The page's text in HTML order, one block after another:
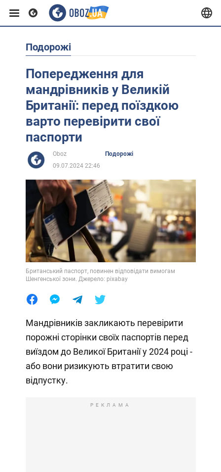
Європа
США
Африка
Життя
Лайфхаки
Подорожі
Попередження для
мандрівників у Великій
Британії: перед поїздкою
варто перевірити свої
паспорти
Oboz
Подорожі
09.07.2024 22:46
Британський паспорт, повинен відповідати вимогам
Шенгенської зони. Джерело: pixabay
Мандрівників закликають перевірити
порожні сторінки своїх паспортів перед
виїздом до Великої Британії у 2024 році -
або вони ризикують втратити свою
відпустку.
РЕКЛАМА